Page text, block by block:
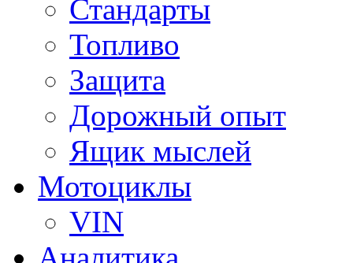
Стандарты
Топливо
Защита
Дорожный опыт
Ящик мыслей
Мотоциклы
VIN